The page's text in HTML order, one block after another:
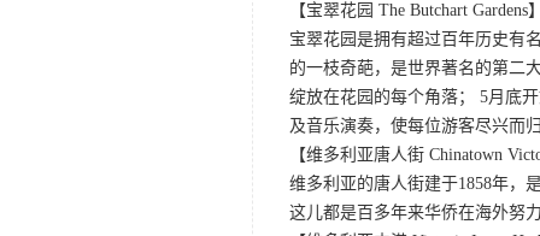
【宝翠花园 The Butchart Gardens
宝翠花园是拥有超过百年历史有
的一枝奇葩，是世界著名的第二
绽放在花园的每个角落； 5月底
及音乐演奏，使每位游客尽兴而
【维多利亚唐人街 Chinatown
维多利亚的唐人街建于1858年，
这儿都是百多年来华侨在海外努